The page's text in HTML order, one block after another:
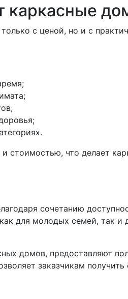
каркасные
с ценой, но и с
стоимостью, что делает
сочетанию
для молодых семей, так и
домов, предоставляют
заказчикам